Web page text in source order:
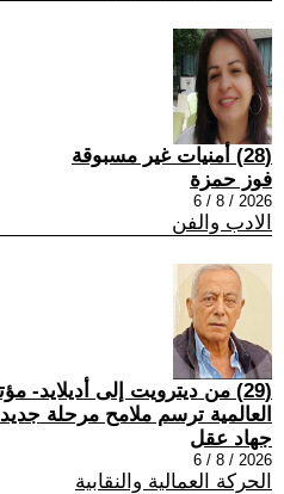
(28) أمنيات غير مسبوقة
فوز حمزة
2026 / 8 / 6
الادب والفن
(29) من ديترويت إلى أديلايد-
العالمية ترسم ملامح مرحلة
جهاد عقل
2026 / 8 / 6
الحركة العمالية والنقابية